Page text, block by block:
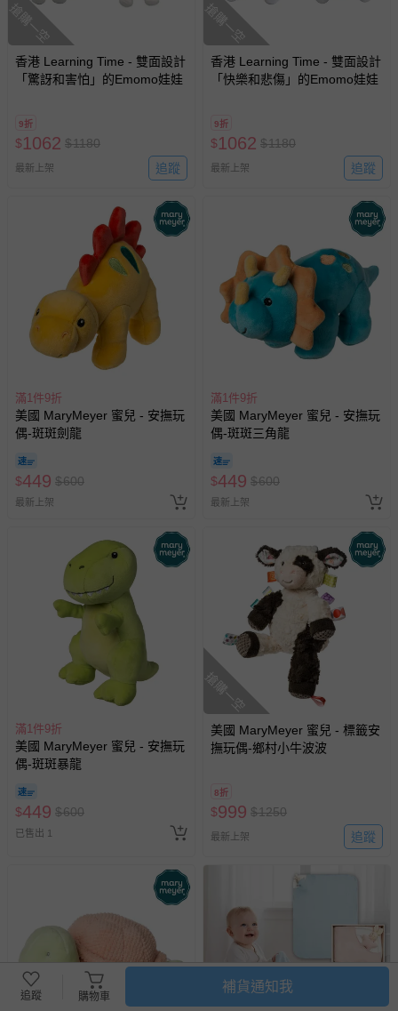
搶購一空
香港 Learning Time - 雙面設計
「驚訝和害怕」的Emomo娃娃
9折
$1062 $1180
最新上架 追蹤
搶購一空
香港 Learning Time - 雙面設計
「快樂和悲傷」的Emomo娃娃
9折
$1062 $1180
最新上架 追蹤
滿1件9折
美國 MaryMeyer 蜜兒 - 安撫玩
偶-斑斑劍龍
$449 $600
最新上架
滿1件9折
美國 MaryMeyer 蜜兒 - 安撫玩
偶-斑斑三角龍
$449 $600
最新上架
滿1件9折
美國 MaryMeyer 蜜兒 - 安撫玩
偶-斑斑暴龍
$449 $600
已售出 1
搶購一空
美國 MaryMeyer 蜜兒 - 標籤安
撫玩偶-鄉村小牛波波
8折
$999 $1250
最新上架 追蹤
追蹤 購物車
補貨通知我